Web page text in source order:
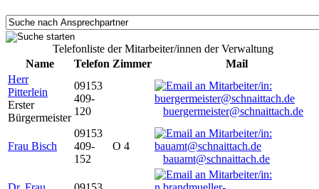
Telefonliste der Mitarbeiter/innen der Verwaltung
Name
Telefon Zimmer
Mail
Herr
Pitterlein
Erster
Bürgermeister
09153
409-
120
buergermeister@schnaittach.de
Frau Bisch
09153
409-
152
O 4
bauamt@schnaittach.de